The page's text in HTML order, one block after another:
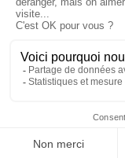
Accès
Tarifs & abonnements
FAQ
L'ÉTABLISSEMENT